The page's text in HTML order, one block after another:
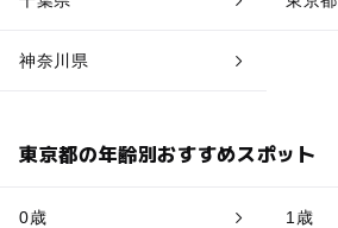
神奈川県
東京都の年齢別おすすめスポット
0歳 1歳